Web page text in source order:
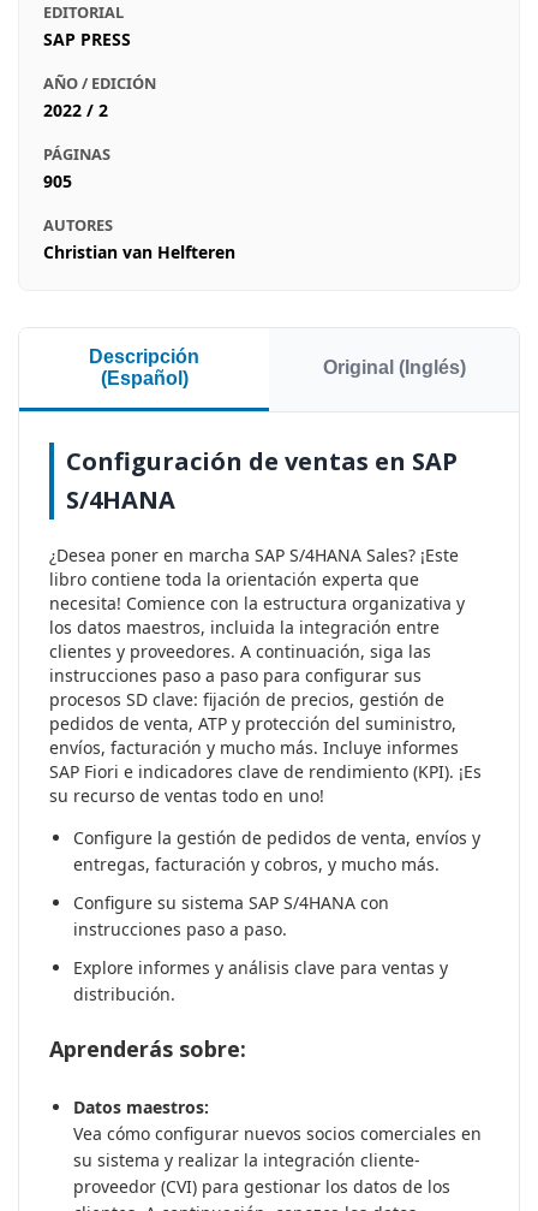
EDITORIAL
SAP PRESS
AÑO / EDICIÓN
2022 / 2
PÁGINAS
905
AUTORES
Christian van Helfteren
Descripción
(Español)
Original (Inglés)
Configuración de ventas en SAP
S/4HANA
¿Desea poner en marcha SAP S/4HANA Sales? ¡Este
libro contiene toda la orientación experta que
necesita! Comience con la estructura organizativa y
los datos maestros, incluida la integración entre
clientes y proveedores. A continuación, siga las
instrucciones paso a paso para configurar sus
procesos SD clave: fijación de precios, gestión de
pedidos de venta, ATP y protección del suministro,
envíos, facturación y mucho más. Incluye informes
SAP Fiori e indicadores clave de rendimiento (KPI). ¡Es
su recurso de ventas todo en uno!
Configure la gestión de pedidos de venta, envíos y
entregas, facturación y cobros, y mucho más.
Configure su sistema SAP S/4HANA con
instrucciones paso a paso.
Explore informes y análisis clave para ventas y
distribución.
Aprenderás sobre:
Datos maestros:
Vea cómo configurar nuevos socios comerciales en
su sistema y realizar la integración cliente-
proveedor (CVI) para gestionar los datos de los